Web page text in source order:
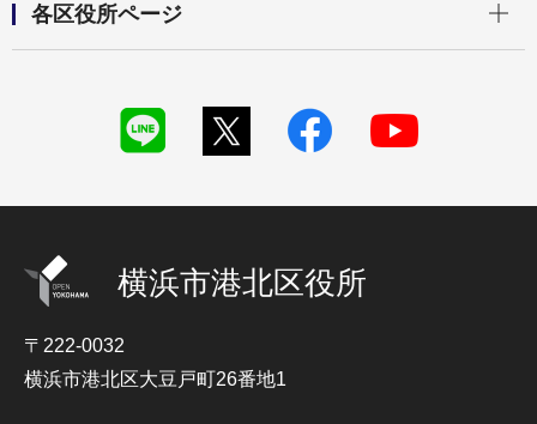
各区役所ページ
横浜市港北区役所
〒222-0032
横浜市港北区大豆戸町26番地1